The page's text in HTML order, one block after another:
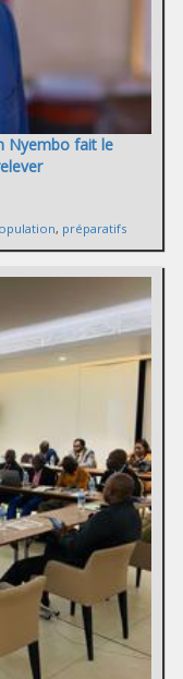
Nyembo fait le
, préparatifs